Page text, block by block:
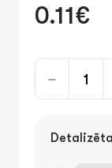
0.11€